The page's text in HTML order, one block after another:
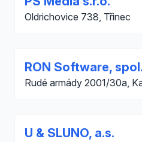
Oldrichovice 738, Třinec
RON Software,
Rudé armády 2001/30a,
U & SLUNO, a.s.